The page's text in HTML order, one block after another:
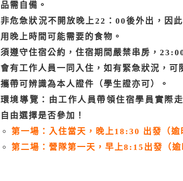
品需自備。
非危急狀況不開放晚上22：00後外出，因
用晚上時間可能需要的食物。
須遵守住宿公約，住宿期間嚴禁串房，
會有工作人員一同入住，如有緊急狀況，可
攜帶可辨識為本人證件（學生證亦可）。
環境導覽：由工作人員帶領住宿學員實際
自由選擇是否參加！
第一場：入住當天，晚上18:30 出發（逾
第二場：營隊第一天，早上8:15出發（逾